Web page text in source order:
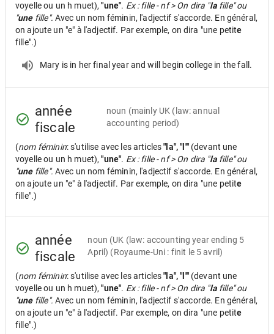
voyelle ou un h muet),"une". Ex : fille - nf > On dira "lafille" ou
"unefille". Avec un nom féminin, l'adjectif s'accorde. En général,
on ajoute un "e" à l'adjectif. Par exemple, on dira "une petite
fille".)
Mary is in her final year and will begin college in the fall.
année
fiscale
noun (mainly UK (law: annual
accounting period)
(nom féminin: s'utilise avec les articles"la", "l'" (devant une
voyelle ou un h muet),"une". Ex : fille - nf > On dira "lafille" ou
"unefille". Avec un nom féminin, l'adjectif s'accorde. En général,
on ajoute un "e" à l'adjectif. Par exemple, on dira "une petite
fille".)
année
fiscale
noun (UK (law: accounting year ending 5
April) (Royaume-Uni : finit le 5 avril)
(nom féminin: s'utilise avec les articles"la", "l'" (devant une
voyelle ou un h muet),"une". Ex : fille - nf > On dira "lafille" ou
"unefille". Avec un nom féminin, l'adjectif s'accorde. En général,
on ajoute un "e" à l'adjectif. Par exemple, on dira "une petite
fille".)